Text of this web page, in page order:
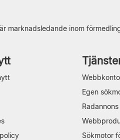
marknadsledande inom
Webbkonto
Egen
Radannons
Sökmotor